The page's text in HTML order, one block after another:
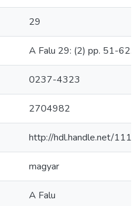
29
A Falu 29: (2) pp. 51-62.
0237-4323
2704982
http://hdl.handle.net/
magyar
A Falu